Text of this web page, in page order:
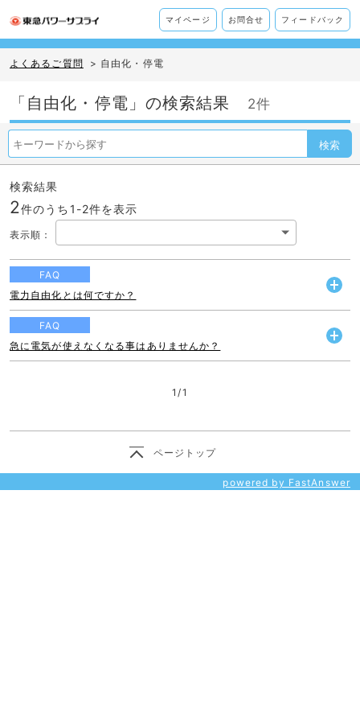
マイページ お問合せ フィードバック
よくあるご質問 > 自由化・停電
「自由化・停電」の検索結果 2件
検索
検索結果
2件のうち1-2件を表示
表示順 ：
FAQ
電力自由化とは何ですか？
FAQ
急に電気が使えなくなる事はありませんか？
1 /1
ページトップ
powered by FastAnswer